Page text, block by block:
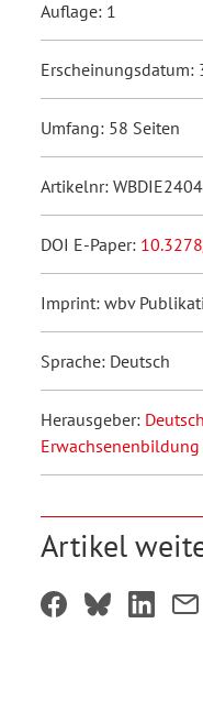
Auflage: 1
Erscheinungsdatum:
Umfang: 58 Seiten
Artikelnr: WBDIE2404
DOI E-Paper:
Imprint: wbv
Sprache: Deutsch
Herausgeber:
Erwachsenenbildung
Artikel